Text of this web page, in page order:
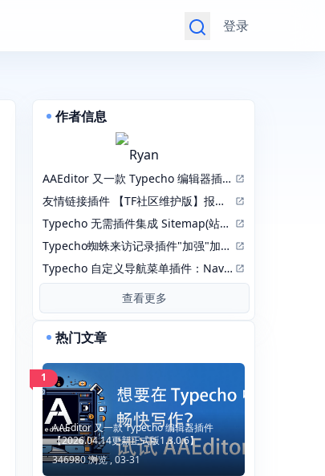
登录
作者信息
Ryan
AAEditor 又一款 Typecho 编辑器插件【2026.04.14更新正式版1.3.0.6】
友情链接插件 【TF社区维护版】报错 incorrect integer value: '' for column 'lid' at row 1
Typecho 无需插件集成 Sitemap(站点地图)
Typecho蜘蛛来访记录插件"加强"加强版：RobotsPlusPlus
Typecho 自定义导航菜单插件：NavMenu 修改版
查看更多
热门文章
1
AAEditor 又一款 Typecho 编辑器插件
【2026.04.14更新正式版1.3.0.6】
346980 浏览 ,03-31